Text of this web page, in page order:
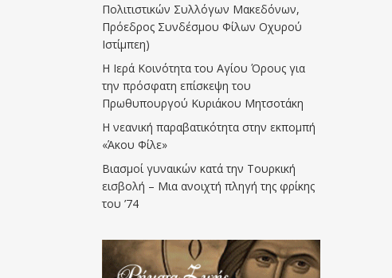
Πολιτιστικών Συλλόγων Μακεδόνων,
Πρόεδρος Συνδέσμου Φίλων Οχυρού
Ιστίμπεη)
Η Ιερά Κοινότητα του Αγίου Όρους για
την πρόσφατη επίσκεψη του
Πρωθυπουργού Κυριάκου Μητσοτάκη
Η νεανική παραβατικότητα στην εκπομπή
«Άκου Φίλε»
Βιασμοί γυναικών κατά την Τουρκική
εισβολή – Μια ανοιχτή πληγή της φρίκης
του ’74